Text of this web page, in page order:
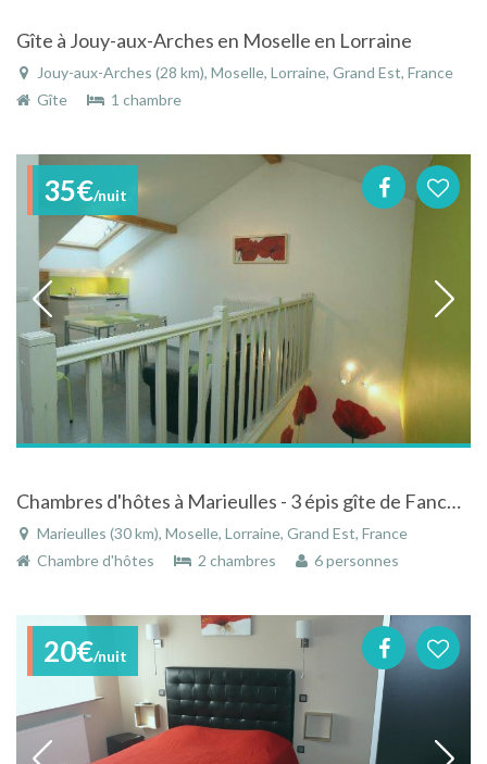
Gîte à Jouy-aux-Arches en Moselle en Lorraine
Jouy-aux-Arches (28 km), Moselle, Lorraine, Grand Est, France
Gîte
1 chambre
35€/nuit
Chambres d'hôtes à Marieulles - 3 épis gîte de Fance, 3 clés Clévacances
Marieulles (30 km), Moselle, Lorraine, Grand Est, France
Chambre d'hôtes
2 chambres 6 personnes
20€/nuit